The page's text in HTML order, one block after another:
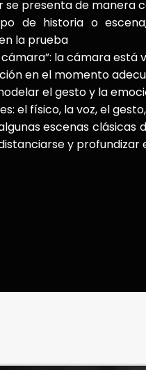
se presenta de manera
de historia o
la prueba
cámara”: la cámara
en el momento
el gesto y la
el físico, la voz, el
escenas
y profundizar